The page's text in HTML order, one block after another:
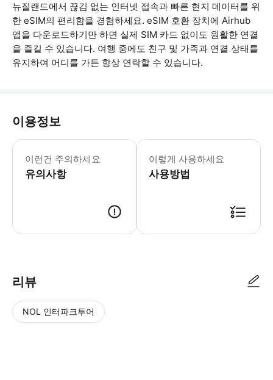
뉴질랜드에서 끊김 없는 인터넷 접속과 빠른 현지 데이터를 위
한 eSIM의 편리함을 경험하세요. eSIM 호환 장치에 Airhub
앱을 다운로드하기만 하면 실제 SIM 카드 없이도 원활한 연결
을 즐길 수 있습니다. 여행 중에도 친구 및 가족과 연결 상태를
유지하여 어디를 가든 항상 연락할 수 있습니다.
이용정보
이런건 주의하세요
유의사항
필수 안내 - 에어허브의 뉴질랜드 네
이렇게 사용하세요
사용방법
리뷰
NOL 인터파크투어